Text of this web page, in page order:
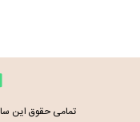
تمامی حقوق این